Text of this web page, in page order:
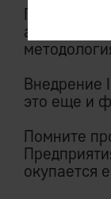
Принципы
абсолютно
Внедрение
это еще и
Помните
окупается